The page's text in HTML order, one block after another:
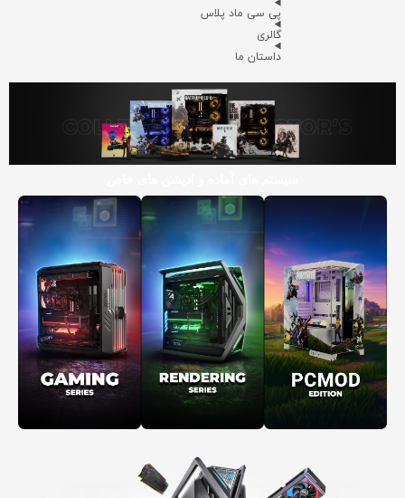
پی سی ماد پلاس
گالری
داستان ما